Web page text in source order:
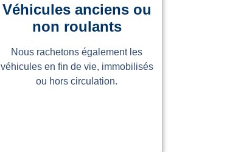
Véhicules anciens ou
non roulants
Nous rachetons également les
véhicules en fin de vie, immobilisés
ou hors circulation.